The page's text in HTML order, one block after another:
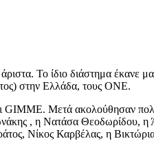
Το ίδιο διάστημα έκανε
στην Ελλάδα, τους ONE.
Μετά ακολούθησαν
, η Νατάσα Θεοδωρίδου, η
Νίκος Καρβέλας, η